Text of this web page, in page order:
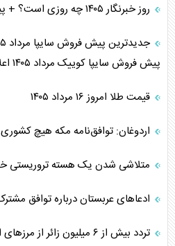
روز خبرنگار ۱۴۰۵ چه روزی است؟ + پیام تبریک روز خبرنگار ۱۴۰۵
پیش فروش سایپا کوییک مرداد ۱۴۰۵ اعلام شد
قیمت طلا امروز ۱۶ مرداد ۱۴۰۵
اردوغان: توافق‌نامه مکه هیچ
متلاشی شدن یک هسته تروریستی
ادعاهای عربستان درباره توافق
تردد بیش از ۶ میلیون زائر از مرزهای اربعینی کشور